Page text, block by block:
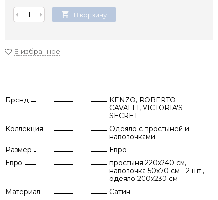
В корзину
В избранное
Бренд
KENZO, ROBERTO
CAVALLI, VICTORIA'S
SECRET
Коллекция
Одеяло с простыней и
наволочками
Размер
Евро
Евро
простыня 220х240 см,
наволочка 50х70 см - 2 шт.,
одеяло 200х230 см
Материал
Сатин